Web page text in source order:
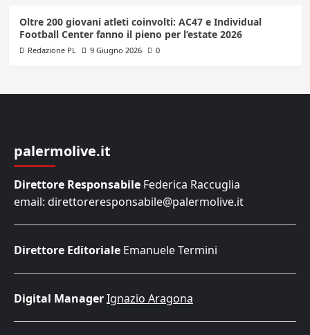
Oltre 200 giovani atleti coinvolti: AC47 e Individual
Football Center fanno il pieno per l’estate 2026
Redazione PL 9 Giugno 2026 0
palermolive.it
Direttore Responsabile Federica Raccuglia
email: direttoreresponsabile@palermolive.it
Direttore Editoriale Emanuele Termini
Digital ManagerIgnazio Aragona